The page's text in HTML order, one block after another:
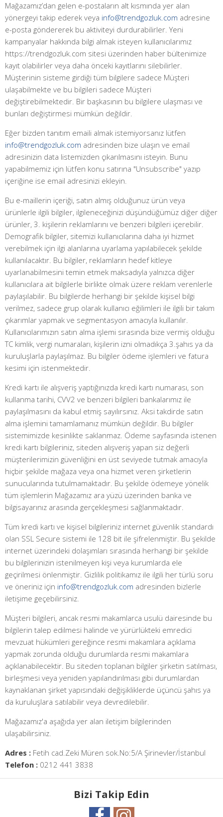
Mağazamız’dan gelen e-postaların alt kısmında yer alan
yönergeyi takip ederek veya info@trendgozluk.com adresine
e-posta göndererek bu aktiviteyi durdurabilirler. Yeni
kampanyalar hakkında bilgi almak isteyen kullanıcılarımız
https://trendgozluk.com sitesi üzerinden haber bültenimize
kayıt olabilirler veya daha önceki kayıtlarını silebilirler.
Müşterinin sisteme girdiği tüm bilgilere sadece Müşteri
ulaşabilmekte ve bu bilgileri sadece Müşteri
değiştirebilmektedir. Bir başkasının bu bilgilere ulaşması ve
bunları değiştirmesi mümkün değildir.
Eğer bizden tanıtım emaili almak istemiyorsanız lütfen
info@trendgozluk.com adresinden bize ulaşın ve email
adresinizin data listemizden çıkarılmasını isteyin. Bunu
yapabilmemiz için lütfen konu satırına "Unsubscribe" yazıp
içeriğine ise email adresinizi ekleyin.
Bu e-maillerin içeriği, satın almış olduğunuz ürün veya
ürünlerle ilgili bilgiler, ilgileneceğinizi düşündüğümüz diğer diğer
ürünler, 3. kişilerin reklamlarını ve benzeri bilgileri içerebilir.
Demografik bilgiler, sitemizi kullanıcılarına daha iyi hizmet
verebilmek için ilgi alanlarına uyarlama yapılabilecek şekilde
kullanılacaktır. Bu bilgiler, reklamların hedef kitleye
uyarlanabilmesini temin etmek maksadıyla yalnızca diğer
kullanıcılara ait bilgilerle birlikte olmak üzere reklam verenlerle
paylaşılabilir. Bu bilgilerde herhangi bir şekilde kişisel bilgi
verilmez, sadece grup olarak kullanıcı eğilimleri ile ilgili bir takım
çıkarımlar yapmak ve segmentasyon amacıyla kullanılır.
Kullanıcılarımızın satın alma işlemi sırasında bize vermiş olduğu
TC kimlik, vergi numaraları, kişilerin izni olmadıkça 3.şahıs ya da
kuruluşlarla paylaşılmaz. Bu bilgiler ödeme işlemleri ve fatura
kesimi için istenmektedir.
Kredi kartı ile alışveriş yaptığınızda kredi kartı numarası, son
kullanma tarihi, CVV2 ve benzeri bilgileri bankalarımız ile
paylaşılmasını da kabul etmiş sayılırsınız. Aksi takdirde satın
alma işlemini tamamlamanız mümkün değildir. Bu bilgiler
sistemimizde kesinlikte saklanmaz. Ödeme sayfasında istenen
kredi kartı bilgileriniz, siteden alışveriş yapan siz değerli
müşterilerimizin güvenliğini en üst seviyede tutmak amacıyla
hiçbir şekilde mağaza veya ona hizmet veren şirketlerin
sunucularında tutulmamaktadır. Bu şekilde ödemeye yönelik
tüm işlemlerin Mağazamız ara yüzü üzerinden banka ve
bilgisayarınız arasında gerçekleşmesi sağlanmaktadır.
Tüm kredi kartı ve kişisel bilgileriniz internet güvenlik standardı
olan SSL Secure sistemi ile 128 bit ile şifrelenmiştir. Bu şekilde
internet üzerindeki dolaşımları sırasında herhangi bir şekilde
bu bilgilerinizin istenilmeyen kişi veya kurumlarda ele
geçirilmesi önlenmiştir. Gizlilik politikamız ile ilgili her türlü soru
ve öneriniz için info@trendgozluk.com adresinden bizlerle
iletişime geçebilirsiniz.
Müşteri bilgileri, ancak resmi makamlarca usulü dairesinde bu
bilgilerin talep edilmesi halinde ve yürürlükteki emredici
mevzuat hükümleri gereğince resmi makamlara açıklama
yapmak zorunda olduğu durumlarda resmi makamlara
açıklanabilecektir. Bu siteden toplanan bilgiler şirketin satılması,
birleşmesi veya yeniden yapılandırılması gibi durumlardan
kaynaklanan şirket yapısındaki değişikliklerde üçüncü şahıs ya
da kuruluşlara satılabilir veya devredilebilir.
Mağazamız'a aşağıda yer alan iletişim bilgilerinden
ulaşabilirsiniz.
Adres : Fetih cad.Zeki Müren sok.No:5/A Şirinevler/İstanbul
Telefon : 0212 441 3838
Bizi Takip Edin